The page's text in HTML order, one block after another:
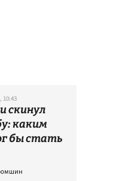
10:43
скинул
каким
бы стать